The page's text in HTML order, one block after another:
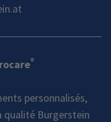
®
personnalisés,
qualité Burgerstein